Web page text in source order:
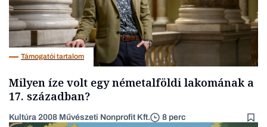
Támogatói tartalom
Milyen íze volt egy németalföldi lakomának a
17. században?
Kultúra 2008 Művészeti Nonprofit Kft. 8 perc